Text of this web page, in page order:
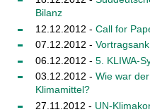
Bilanz
12.12.2012 - Call for
07.12.2012 -
06.12.2012 - 5. KLIWA-
03.12.2012 - Wie war
Klimamittel?
27.11.2012 - UN-